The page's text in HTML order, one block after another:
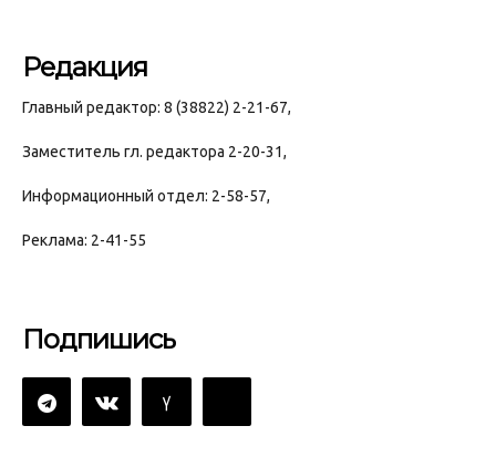
Редакция
Главный редактор: 8 (38822) 2-21-67,
Заместитель гл. редактора 2-20-31,
Информационный отдел: 2-58-57,
Реклама: 2-41-55
Подпишись